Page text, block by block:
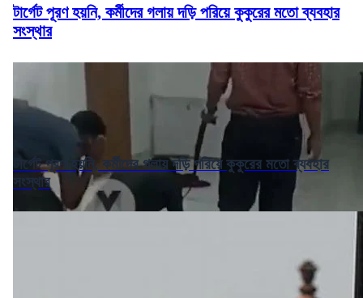
টার্গেট পূরণ হয়নি, কর্মীদের গলায় দড়ি পরিয়ে কুকুরের মতো ব্যবহার
সংস্থার
টার্গেট পূরণ হয়নি, কর্মীদের গলায় দড়ি পরিয়ে কুকুরের মতো ব্যবহার
সংস্থার